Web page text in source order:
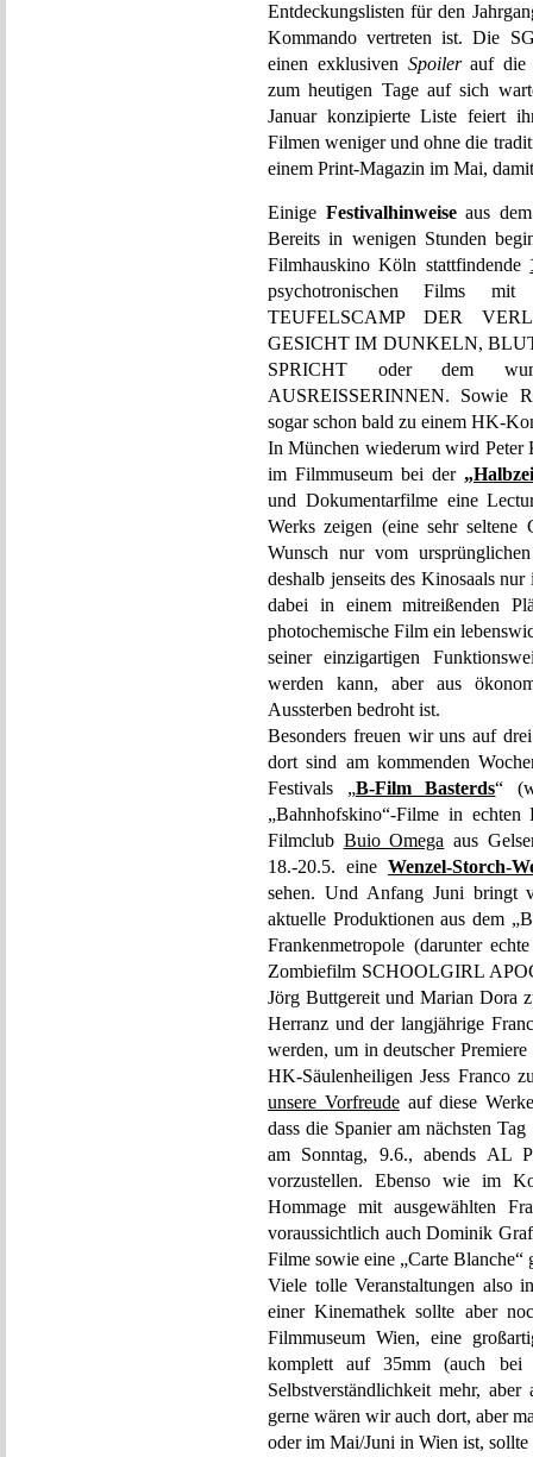
Entdeckungslisten für den
Kommando vertreten ist. Die
einen exklusiven Spoilerauf die
zum heutigen Tage auf sich
Januar konzipierte Liste feiert
Filmen weniger und ohne die
einem Print-Magazin im Mai,
Einige Festivalhinweiseaus dem
Bereits in wenigen Stunden
Filmhauskino Köln stattfindende
psychotronischen Films
TEUFELSCAMP DER
GESICHT IM DUNKELN,
SPRICHT oder dem
AUSREISSERINNEN. Sowie
sogar schon bald zu einem HK-
In München wiederum wird Peter
im Filmmuseum bei der
und Dokumentarfilme eine
Werks zeigen (eine sehr seltene
Wunsch nur vom
deshalb jenseits des Kinosaals
dabei in einem mitreißenden
photochemische Film ein
seiner einzigartigen
werden kann, aber aus
Aussterben bedroht ist.
Besonders freuen wir uns auf
dort sind am kommenden
Festivals „B-Film Basterds“
„Bahnhofskino“-Filme in
Filmclub Buio Omega aus
18.-20.5. eine Wenzel-Storch-
sehen. Und Anfang Juni bringt
aktuelle Produktionen aus dem
Frankenmetropole (darunter
Zombiefilm SCHOOLGIRL
Jörg Buttgereit und Marian Dora
Herranz und der langjährige
werden, um in deutscher
HK-Säulenheiligen Jess Franco
unsere Vorfreudeauf diese
dass die Spanier am nächsten
am Sonntag, 9.6., abends
vorzustellen. Ebenso wie im
Hommage mit ausgewählten
voraussichtlich auch Dominik
Filme sowie eine „Carte Blanche“
Viele tolle Veranstaltungen also
einer Kinemathek sollte aber
Filmmuseum Wien, eine
komplett auf 35mm (auch bei
Selbstverständlichkeit mehr,
gerne wären wir auch dort, aber
oder im Mai/Juni in Wien ist, sollte